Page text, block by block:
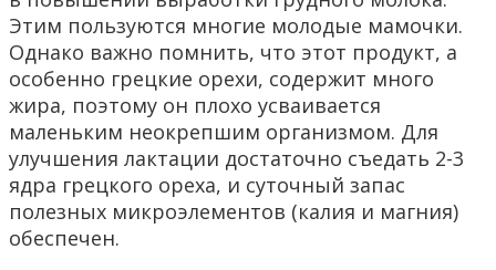
Этим пользуются многие молодые мамочки.
Однако важно помнить, что этот продукт, а
особенно грецкие орехи, содержит много
жира, поэтому он плохо усваивается
маленьким неокрепшим организмом. Для
улучшения лактации достаточно съедать 2-3
ядра грецкого ореха, и суточный запас
полезных микроэлементов (калия и магния)
обеспечен.